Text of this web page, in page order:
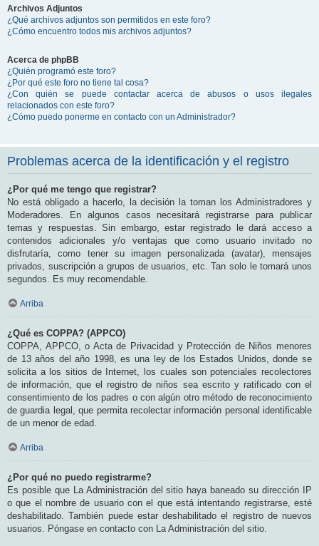
Archivos Adjuntos
¿Qué archivos adjuntos son permitidos en este foro?
¿Cómo encuentro todos mis archivos adjuntos?
Acerca de phpBB
¿Quién programó este foro?
¿Por qué este foro no tiene tal cosa?
¿Con quién se puede contactar acerca de abusos o usos ilegales
relacionados con este foro?
¿Cómo puedo ponerme en contacto con un Administrador?
Problemas acerca de la identificación y el registro
¿Por qué me tengo que registrar?
No está obligado a hacerlo, la decisión la toman los Administradores y
Moderadores. En algunos casos necesitará registrarse para publicar
temas y respuestas. Sin embargo, estar registrado le dará acceso a
contenidos adicionales y/o ventajas que como usuario invitado no
disfrutaría, como tener su imagen personalizada (avatar), mensajes
privados, suscripción a grupos de usuarios, etc. Tan solo le tomará unos
segundos. Es muy recomendable.
Arriba
¿Qué es COPPA? (APPCO)
COPPA, APPCO, o Acta de Privacidad y Protección de Niños menores
de 13 años del año 1998, es una ley de los Estados Unidos, donde se
solicita a los sitios de Internet, los cuales son potenciales recolectores
de información, que el registro de niños sea escrito y ratificado con el
consentimiento de los padres o con algún otro método de reconocimiento
de guardia legal, que permita recolectar información personal identificable
de un menor de edad.
Arriba
¿Por qué no puedo registrarme?
Es posible que La Administración del sitio haya baneado su dirección IP
o que el nombre de usuario con el que está intentando registrarse, esté
deshabilitado. También puede estar deshabilitado el registro de nuevos
usuarios. Póngase en contacto con La Administración del sitio.